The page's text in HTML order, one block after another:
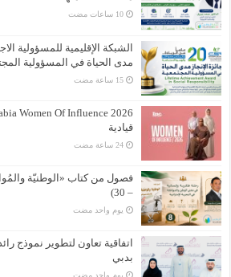
‏10 ساعات مضت
الشبكة الإقليمية للمسؤولية
مدى الحياة في المسؤولية
‏15 ساعة مضت
قيادية
‏24 ساعة مضت
– 30)
‏يوم واحد مضت
اتفاقية تعاون لتطوير نموذج
بدبي
‏يوم واحد مضت